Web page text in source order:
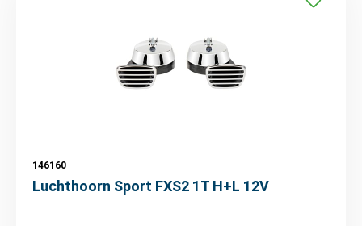
146160
Luchthoorn Sport FXS2 1T H+L 12V